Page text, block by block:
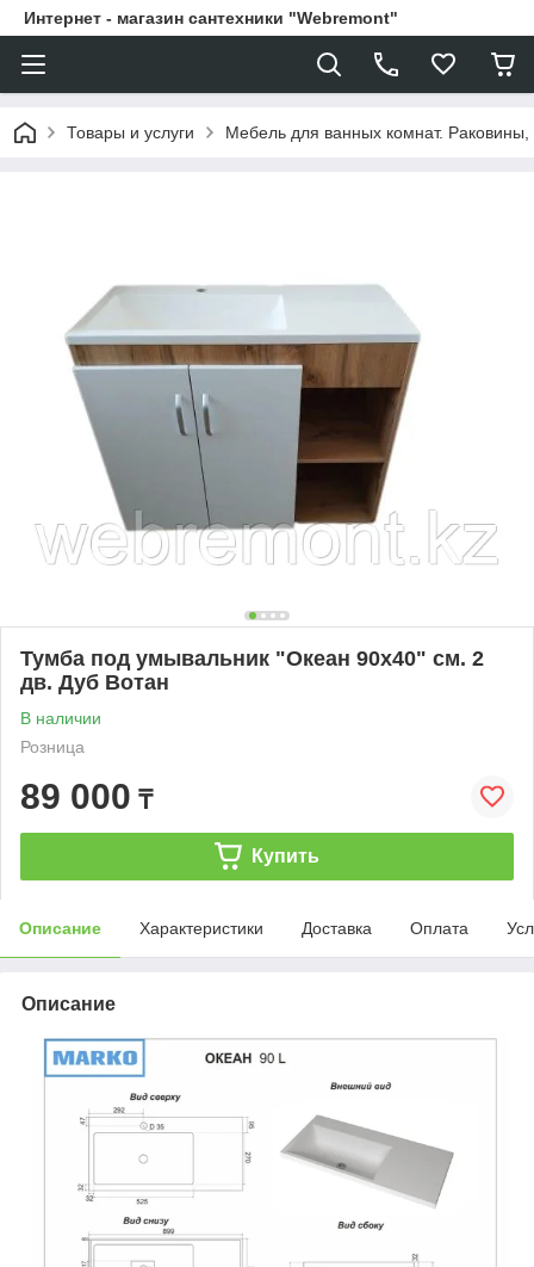
Интернет - магазин сантехники "Webremont"
Товары и услуги Мебель для ванных комнат.
Тумба под умывальник "Океан 90х40" см. 2
дв. Дуб Вотан
В наличии
Розница
89 000 ₸
Купить
Описание Характеристики Доставка Оплата
Описание